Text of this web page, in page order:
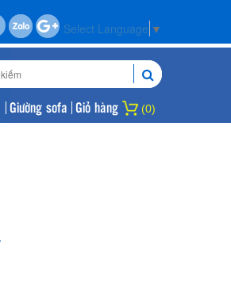
Giường sofa
Select Language ▼
Giỏ hàng (0)